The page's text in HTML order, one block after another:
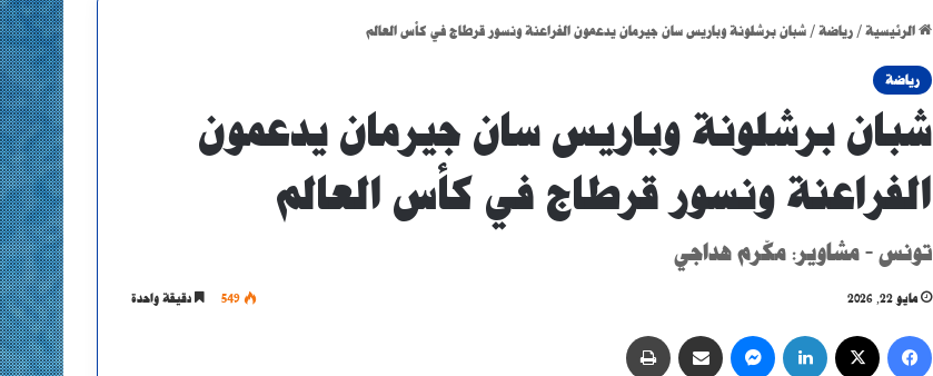
الرئيسية / رياضة / شبان برشلونة وباريس سان جيرمان يدعمون الفراعنة ونسور قرطاج في كأس العالم
رياضة
شبان برشلونة وباريس سان جيرمان يدعمون
الفراعنة ونسور قرطاج في كأس العالم
تونس - مشاوير: مكّرم هداجي
مايو 22, 2026 549 دقيقة واحدة
فيسبوك لينكدإن ماسنجر مشاركة عبر البريد